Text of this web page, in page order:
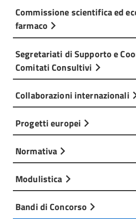
Commissione scientifica ed
farmaco
Segretariati di Supporto e
Comitati Consultivi
Collaborazioni internazionali
Progetti europei
Normativa
Modulistica
Bandi di Concorso